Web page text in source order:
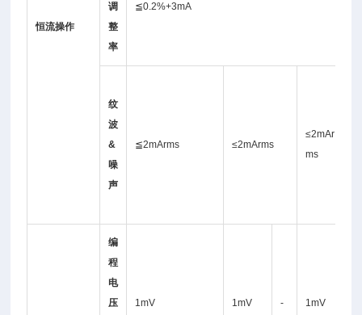
恒流操作
调
整
率
≦0.2%+3mA
纹
波
&
噪
声
≦2mArms ≤2mArms
≤2mAr
ms
编
程
电
压
1mV 1mV - 1mV